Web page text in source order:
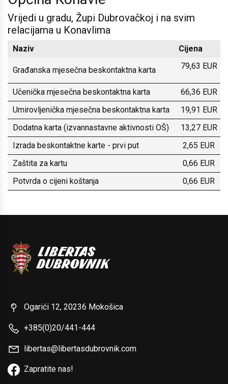
Vrijedi u gradu, Župi Dubrovačkoj i na svim
relacijama u Konavlima
Naziv Cijena
Građanska mjesečna beskontaktna karta 79,63 EUR
Učenička mjesečna beskontaktna karta
66,36 EUR
Umirovljenička mjesečna beskontaktna karta
19,91 EUR
Dodatna karta (izvannastavne aktivnosti OŠ)
13,27 EUR
Izrada beskontaktne karte - prvi put
2,65 EUR
Zaštita za kartu
0,66 EUR
Potvrda o cijeni koštanja
0,66 EUR
Ogarići 12, 20236 Mokošica
+385(0)20/441-444
libertas@libertasdubrovnik.com
Zapratite nas!